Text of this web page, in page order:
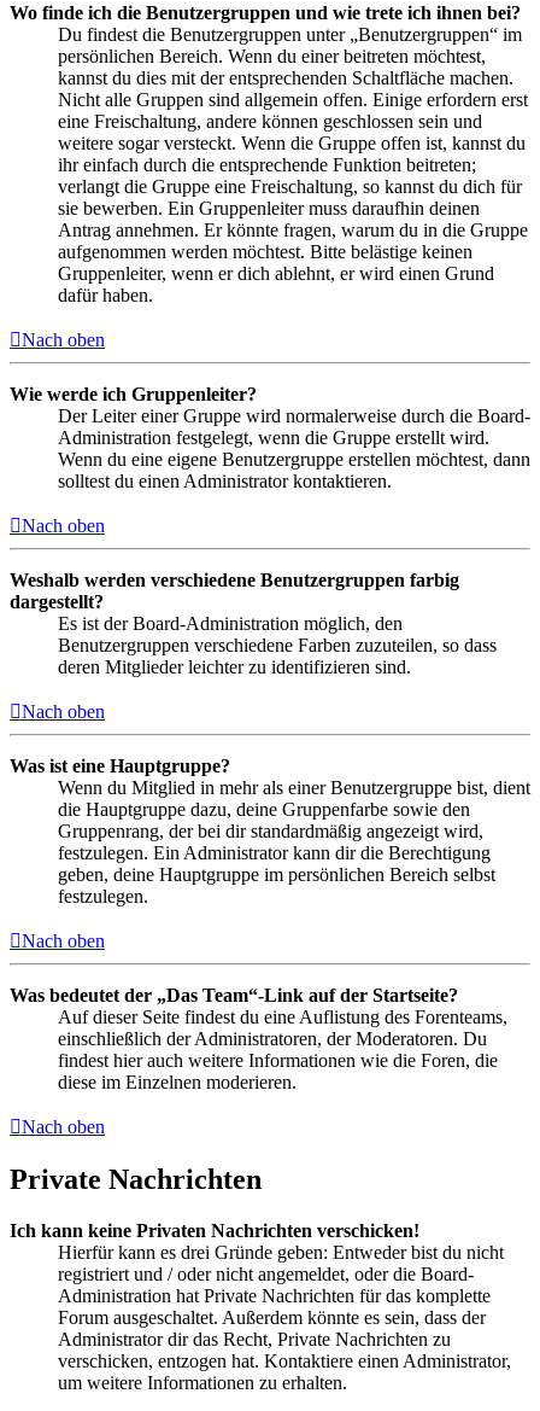
Wo finde ich die Benutzergruppen und wie trete ich ihnen bei?
Du findest die Benutzergruppen unter „Benutzergruppen“ im
persönlichen Bereich. Wenn du einer beitreten möchtest,
kannst du dies mit der entsprechenden Schaltfläche machen.
Nicht alle Gruppen sind allgemein offen. Einige erfordern erst
eine Freischaltung, andere können geschlossen sein und
weitere sogar versteckt. Wenn die Gruppe offen ist, kannst du
ihr einfach durch die entsprechende Funktion beitreten;
verlangt die Gruppe eine Freischaltung, so kannst du dich für
sie bewerben. Ein Gruppenleiter muss daraufhin deinen
Antrag annehmen. Er könnte fragen, warum du in die Gruppe
aufgenommen werden möchtest. Bitte belästige keinen
Gruppenleiter, wenn er dich ablehnt, er wird einen Grund
dafür haben.
Nach oben
Wie werde ich Gruppenleiter?
Der Leiter einer Gruppe wird normalerweise durch die Board-
Administration festgelegt, wenn die Gruppe erstellt wird.
Wenn du eine eigene Benutzergruppe erstellen möchtest, dann
solltest du einen Administrator kontaktieren.
Nach oben
Weshalb werden verschiedene Benutzergruppen farbig
dargestellt?
Es ist der Board-Administration möglich, den
Benutzergruppen verschiedene Farben zuzuteilen, so dass
deren Mitglieder leichter zu identifizieren sind.
Nach oben
Was ist eine Hauptgruppe?
Wenn du Mitglied in mehr als einer Benutzergruppe bist, dient
die Hauptgruppe dazu, deine Gruppenfarbe sowie den
Gruppenrang, der bei dir standardmäßig angezeigt wird,
festzulegen. Ein Administrator kann dir die Berechtigung
geben, deine Hauptgruppe im persönlichen Bereich selbst
festzulegen.
Nach oben
Was bedeutet der „Das Team“-Link auf der Startseite?
Auf dieser Seite findest du eine Auflistung des Forenteams,
einschließlich der Administratoren, der Moderatoren. Du
findest hier auch weitere Informationen wie die Foren, die
diese im Einzelnen moderieren.
Nach oben
Private Nachrichten
Ich kann keine Privaten Nachrichten verschicken!
Hierfür kann es drei Gründe geben: Entweder bist du nicht
registriert und / oder nicht angemeldet, oder die Board-
Administration hat Private Nachrichten für das komplette
Forum ausgeschaltet. Außerdem könnte es sein, dass der
Administrator dir das Recht, Private Nachrichten zu
verschicken, entzogen hat. Kontaktiere einen Administrator,
um weitere Informationen zu erhalten.